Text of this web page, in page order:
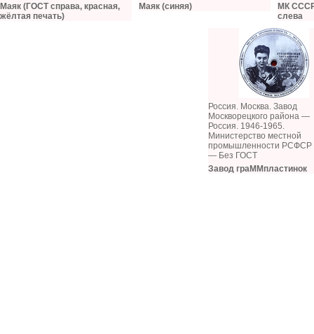
Маяк (ГОСТ справа, красная,
жёлтая печать)
Маяк (синяя)
МК
слева
Россия. Москва. Завод
Москворецкого района —
Россия. 1946-1965.
Министерство местной
промышленности
— Без ГОСТ
Завод граММпластинок